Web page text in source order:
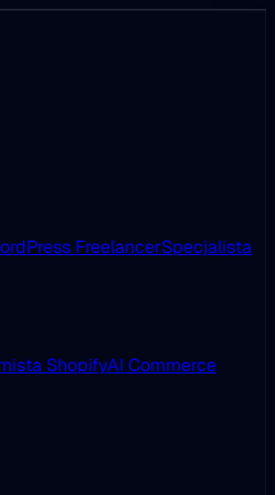
FreelancerSpecjalista
ShopifyAI Commerce